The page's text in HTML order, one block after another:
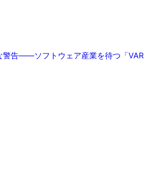
警告——ソフトウェア産業を待つ「VAR